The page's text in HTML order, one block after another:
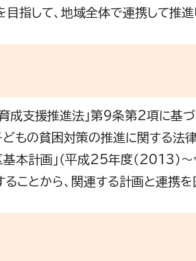
指して、地域全体で連携して推進
成支援推進法」第9条第2項に基
どもの貧困対策の推進に関する法
基本計画」（平成25年度（2013）
ことから、関連する計画と連携を